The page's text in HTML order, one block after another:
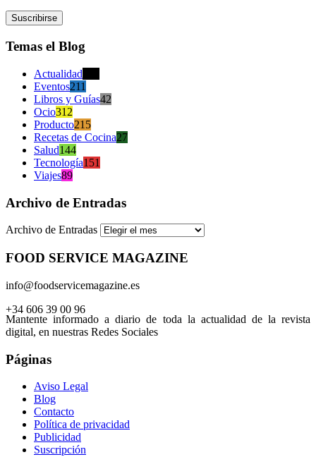
Temas el Blog
Actualidad
Eventos211
Libros y Guías42
Ocio312
Producto215
Recetas de Cocina27
Salud144
Tecnología151
Viajes89
Archivo de Entradas
Archivo de Entradas
FOOD SERVICE MAGAZINE
info@foodservicemagazine.es
+34 606 39 00 96
Mantente informado a diario de toda la actualidad de la revista
digital, en nuestras Redes Sociales
Páginas
Aviso Legal
Blog
Contacto
Política de privacidad
Publicidad
Suscripción